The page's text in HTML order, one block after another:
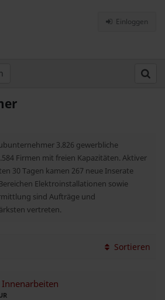
Einloggen
3.826 gewerbliche
Firmen mit freien Kapazitäten. Aktiver
30 Tagen kamen 267 neue Inserate
Elektroinstallationen sowie
sind Aufträge und
vertreten.
Sortieren